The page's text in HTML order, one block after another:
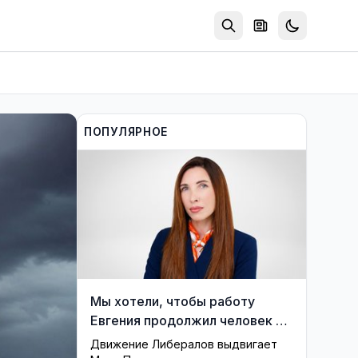
ПОПУЛЯРНОЕ
Мы хотели, чтобы работу
Евгения продолжил человек из
его близкого окружения —
Движение Либералов выдвигает